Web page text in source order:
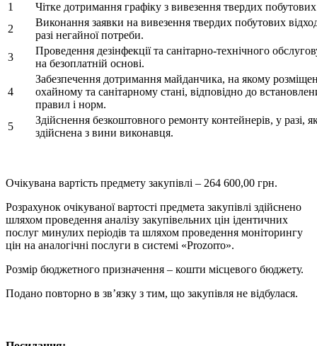
1
Чітке дотримання графіку з вивезення твердих побутових
2
Виконання заявки на вивезення твердих побутових
разі негайної потреби.
3
Проведення дезінфекції та санітарно-технічного
на безоплатній основі.
4
Забезпечення дотримання майданчика, на якому
охайному та санітарному стані, відповідно до
правил і норм.
5
Здійснення безкоштовного ремонту контейнерів, у разі,
здійснена з вини виконавця.
Очікувана вартість предмету закупівлі – 264 600,00 грн.
Розрахунок очікуваної вартості предмета закупівлі здійснено
шляхом проведення аналізу закупівельних цін ідентичних
послуг минулих періодів та шляхом проведення моніторингу
цін на аналогічні послуги в системі «Prozorro».
Розмір бюджетного призначення – кошти місцевого бюджету.
Подано повторно в зв’язку з тим, що закупівля не відбулася.